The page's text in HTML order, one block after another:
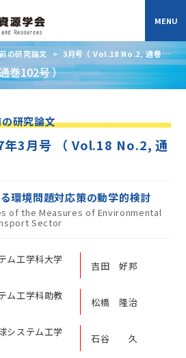
の研究論文 > 3月号 （ Vol.18 No.2, 通巻
巻102号 ）
研究論文
年3月号 （ Vol.18 No.2, 通
環境問題対応策の動学的検討
of the Measures of Environmental
Sector
ム工学科大学
吉田 好邦
ム工学科助教
松橋 隆治
システム工学
石谷 久